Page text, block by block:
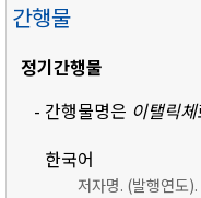
간행물
정기간행물
- 간행물명은 이탤릭체
한국어
저자명. (발행연도).